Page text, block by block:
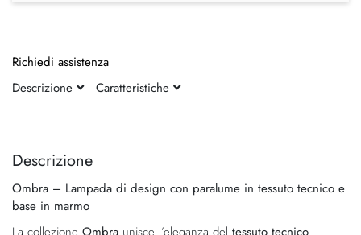
fine
galleria
di
immagini
della
di
immagini
Descrizione
Ombra – Lampada di design con paralume in tessuto tecnico e
base in marmo
Richiedi assistenza
Descrizione
Caratteristiche